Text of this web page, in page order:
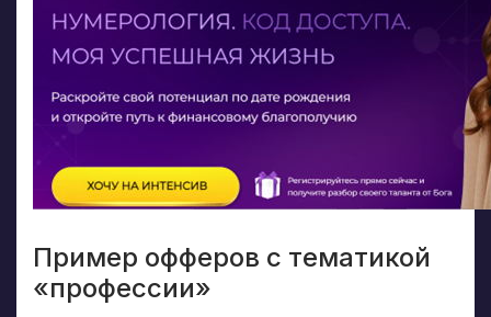
Пример офферов с тематикой
«профессии»